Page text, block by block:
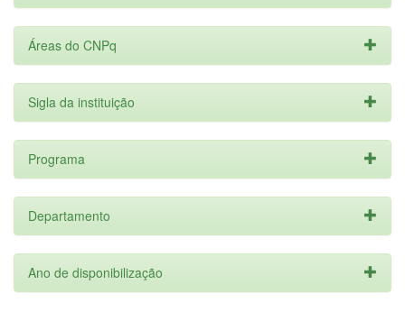
Áreas do CNPq
Sigla da instituição
Programa
Departamento
Ano de disponibilização